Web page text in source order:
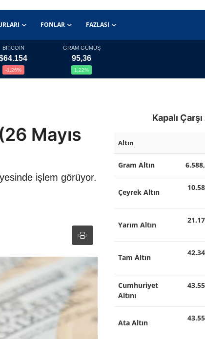
FONLAR FAZLASI
BITCOIN
-1,26%
GRAM GÜMÜŞ
95,36
1,22%
Mayıs
işlem görüyor.
Kapalı
Altın
Gram Altın
Çeyrek Altın
Yarım Altın
Tam Altın
Cumhuriyet
Altını
Ata Altın